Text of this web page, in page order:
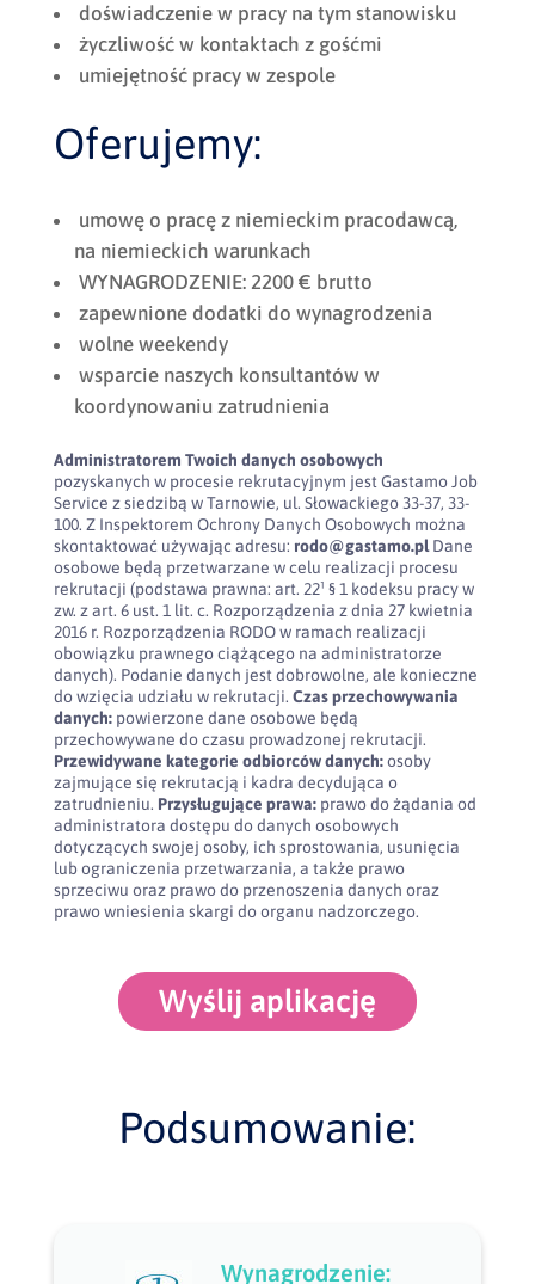
doświadczenie w pracy na tym stanowisku
życzliwość w kontaktach z gośćmi
umiejętność pracy w zespole
Oferujemy:
umowę o pracę z niemieckim pracodawcą,
na niemieckich warunkach
WYNAGRODZENIE: 2200 € brutto
zapewnione dodatki do wynagrodzenia
wolne weekendy
wsparcie naszych konsultantów w
koordynowaniu zatrudnienia
Administratorem Twoich danych osobowych
pozyskanych w procesie rekrutacyjnym jest Gastamo Job
Service z siedzibą w Tarnowie, ul. Słowackiego 33-37, 33-
100. Z Inspektorem Ochrony Danych Osobowych można
skontaktować używając adresu: rodo@gastamo.plDane
osobowe będą przetwarzane w celu realizacji procesu
rekrutacji (podstawa prawna: art. 22¹ § 1 kodeksu pracy w
zw. z art. 6 ust. 1 lit. c. Rozporządzenia z dnia 27 kwietnia
2016 r. Rozporządzenia RODO w ramach realizacji
obowiązku prawnego ciążącego na administratorze
danych). Podanie danych jest dobrowolne, ale konieczne
do wzięcia udziału w rekrutacji. Czas przechowywania
danych:powierzone dane osobowe będą
przechowywane do czasu prowadzonej rekrutacji.
Przewidywane kategorie odbiorców danych:osoby
zajmujące się rekrutacją i kadra decydująca o
zatrudnieniu. Przysługujące prawa:prawo do żądania od
administratora dostępu do danych osobowych
dotyczących swojej osoby, ich sprostowania, usunięcia
lub ograniczenia przetwarzania, a także prawo
sprzeciwu oraz prawo do przenoszenia danych oraz
prawo wniesienia skargi do organu nadzorczego.
Wyślij aplikację
Podsumowanie:
Wynagrodzenie: